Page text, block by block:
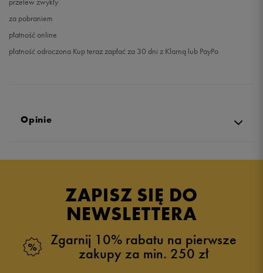
za pobraniem
płatność online
płatność odroczona Kup teraz zapłać za 30 dni z Klarną lub PayPo
Opinie
ZAPISZ SIĘ DO
NEWSLETTERA
Zgarnij 10% rabatu na pierwsze
zakupy za min. 250 zł